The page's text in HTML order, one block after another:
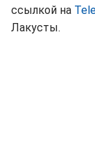
ссылкой на
Лакусты.